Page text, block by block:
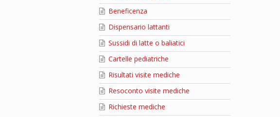
Beneficenza
Dispensario lattanti
Sussidi di latte o baliatici
Cartelle pediatriche
Risultati visite mediche
Resoconto visite mediche
Richieste mediche